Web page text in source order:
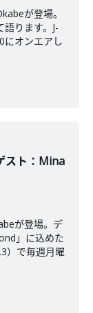
が登場。
ります。J-
にオンエアし
スト：Mina
が登場。デ
」に込めた
）で毎週月曜